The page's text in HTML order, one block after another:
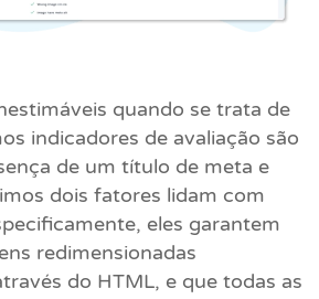
quando se trata de
indicadores de avaliação são
de um título de meta e
dois fatores lidam com
eles garantem
redimensionadas
do HTML, e que todas as